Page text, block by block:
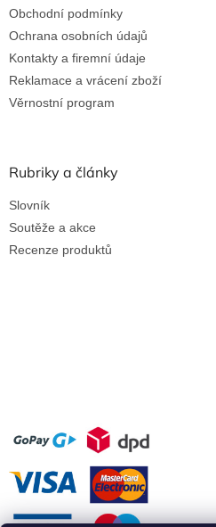
Obchodní podmínky
Ochrana osobních údajů
Kontakty a firemní údaje
Reklamace a vrácení zboží
Věrnostní program
Rubriky a články
Slovník
Soutěže a akce
Recenze produktů